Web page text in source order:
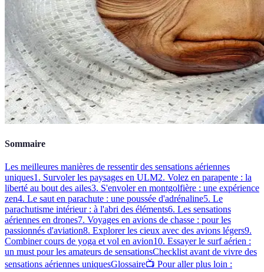
Sommaire
Les meilleures manières de ressentir des sensations aériennes
uniques1. Survoler les paysages en ULM2. Volez en parapente : la
liberté au bout des ailes3. S'envoler en montgolfière : une expérience
zen4. Le saut en parachute : une poussée d'adrénaline5. Le
parachutisme intérieur : à l'abri des éléments6. Les sensations
aériennes en drones7. Voyages en avions de chasse : pour les
passionnés d'aviation8. Explorer les cieux avec des avions légers9.
Combiner cours de yoga et vol en avion10. Essayer le surf aérien :
un must pour les amateurs de sensationsChecklist avant de vivre des
sensations aériennes uniquesGlossaire📺 Pour aller plus loin :